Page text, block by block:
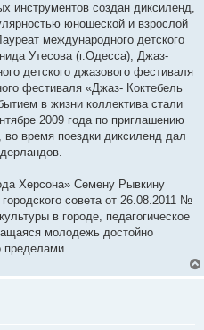
инструментов создан диксиленд,
юношеской и взрослой
международного детского
Утесова (г.Одесса), Джаз-
детского джазового фестиваля
фестиваля «Джаз- Коктебель
в жизни коллектива стали
2009 года по приглашению
время поездки диксиленд дал
Херсона» Семену Рывкину
совета от 26.08.2011 №
в городе, педагогическое
молодежь достойно
пределами.